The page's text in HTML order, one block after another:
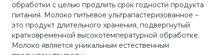
обработки с целью продлить срок годности продукта
питания. Молоко питьевое ультрапастеризованное –
это продукт длительного хранения, подвергнутый
кратковременной высокотемпературной обработке.
Молоко является уникальным естественным